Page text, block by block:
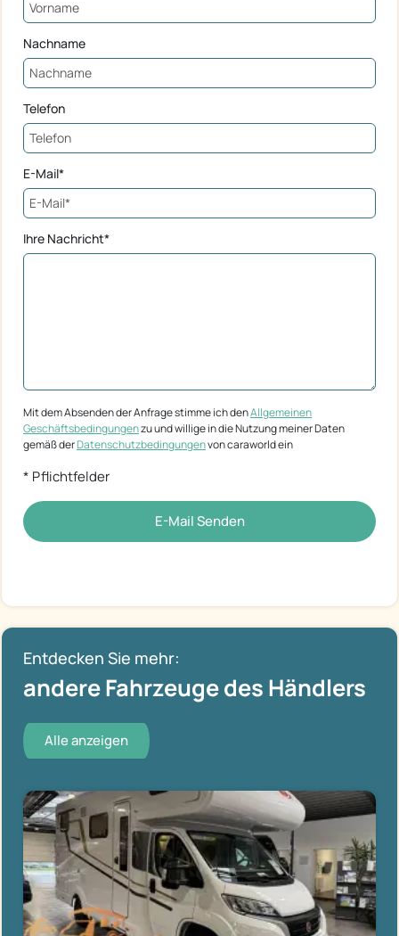
Nachname
Telefon
E-Mail*
Ihre Nachricht*
Mit dem Absenden der Anfrage stimme ich denAllgemeinen
Geschäftsbedingungenzu und willige in die Nutzung meiner Daten
gemäß derDatenschutzbedingungenvon caraworld ein
* Pflichtfelder
E-Mail Senden
Entdecken Sie mehr:
andere Fahrzeuge des Händlers
Alle anzeigen